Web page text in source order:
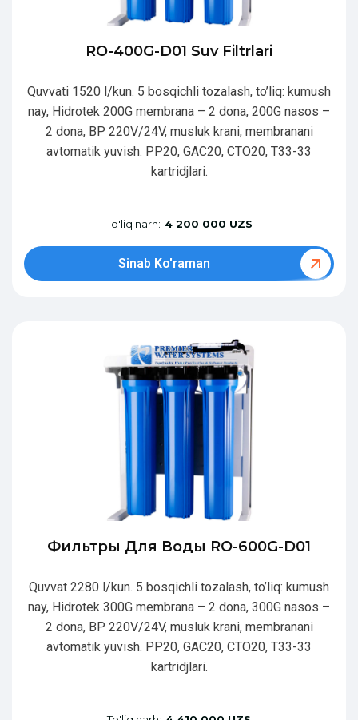
RO-400G-D01 Suv Filtrlari
Quvvati 1520 l/kun. 5 bosqichli tozalash, to’liq: kumush
nay, Hidrotek 200G membrana – 2 dona, 200G nasos –
2 dona, BP 220V/24V, musluk krani, membranani
avtomatik yuvish. PP20, GAC20, CTO20, T33-33
kartridjlari.
To'liq narh: 4 200 000 UZS
Sinab Ko'raman
Фильтры Для Воды RO-600G-D01
Quvvat 2280 l/kun. 5 bosqichli tozalash, to’liq: kumush
nay, Hidrotek 300G membrana – 2 dona, 300G nasos –
2 dona, BP 220V/24V, musluk krani, membranani
avtomatik yuvish. PP20, GAC20, CTO20, T33-33
kartridjlari.